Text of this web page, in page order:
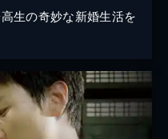
生の奇妙な新婚生活を